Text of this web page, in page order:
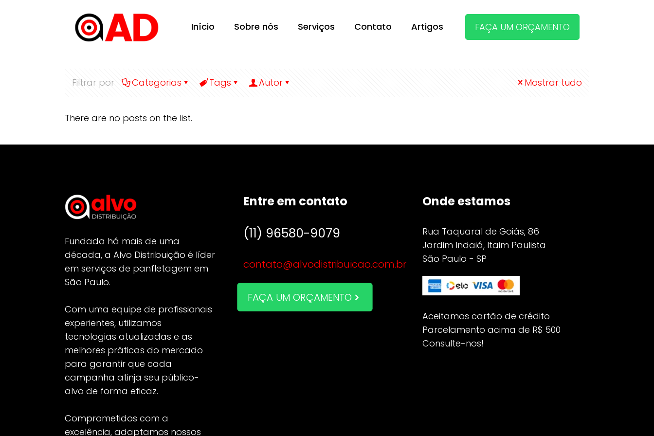
Início Sobre nós Serviços Contato Artigos FAÇA UM ORÇAMENTO
Filtrar por Categorias Tags Autor Mostrar tudo
There are no posts on the list.
Fundada há mais de uma
década, a Alvo Distribuição é líder
em serviços de panfletagem em
São Paulo.
Com uma equipe de profissionais
experientes, utilizamos
tecnologias atualizadas e as
melhores práticas do mercado
para garantir que cada
campanha atinja seu público-
alvo de forma eficaz.
Comprometidos com a
excelência, adaptamos nossos
Entre em contato
(11) 96580-9079
contato@alvodistribuicao.com.br
FAÇA UM ORÇAMENTO
Onde estamos
Rua Taquaral de Goiás, 86
Jardim Indaiá, Itaim Paulista
São Paulo - SP
Aceitamos cartão de crédito
Parcelamento acima de R$ 500
Consulte-nos!